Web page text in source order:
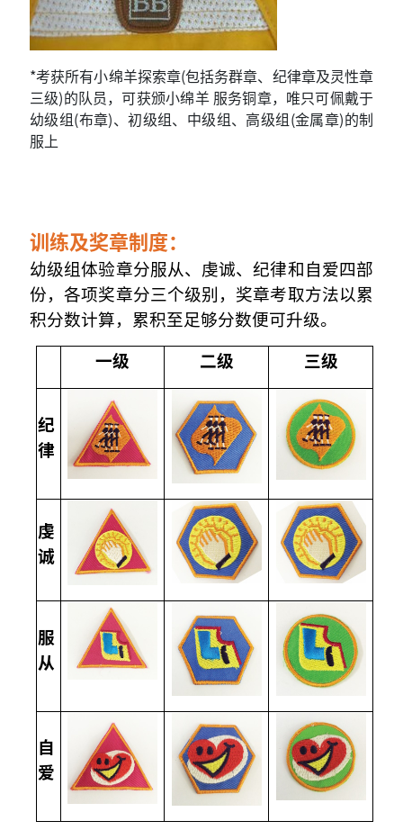
*考获所有小绵羊探索章(包括务群章、纪律章及灵性章
三级)的队员，可获颁小绵羊 服务铜章，唯只可佩戴于
幼级组(布章)、初级组、中级组、高级组(金属章)的制
服上
训练及奖章制度：
幼级组体验章分服从、虔诚、纪律和自爱四部
份，各项奖章分三个级别，奖章考取方法以累
积分数计算，累积至足够分数便可升级。
一级
二级 三级
纪
律
虔
诚
服
从
自
爱